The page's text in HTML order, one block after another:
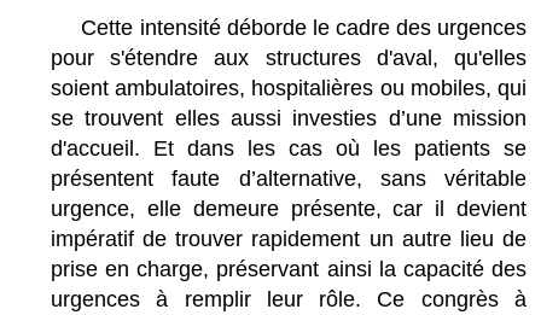
Cette intensité déborde le cadre des urgences
pour s'étendre aux structures d'aval, qu'elles
soient ambulatoires, hospitalières ou mobiles, qui
se trouvent elles aussi investies d’une mission
d'accueil. Et dans les cas où les patients se
présentent faute d’alternative, sans véritable
urgence, elle demeure présente, car il devient
impératif de trouver rapidement un autre lieu de
prise en charge, préservant ainsi la capacité des
urgences à remplir leur rôle. Ce congrès à